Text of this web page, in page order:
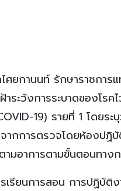
ศยกานนท์ รักษาราชการ
ระวังการระบาดของโร
19) รายที่ 1 โดย
ากการตรวจโดยห้องปฏิ
มอาการตามขั้นตอนทาง
เรียนการสอน การปฏิบั